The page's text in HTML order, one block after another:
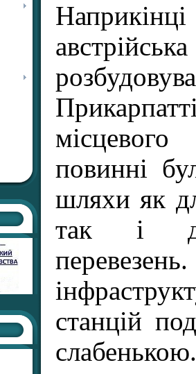
місцевого
повинні
шляхи як
так і
станцій
слабенькою.